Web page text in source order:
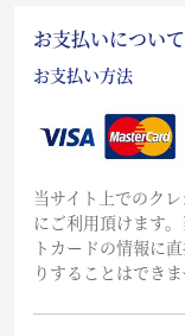
お支払いについて
お支払い方法
当サイト上でのク
にご利用頂けます
トカードの情報に
りすることはできま